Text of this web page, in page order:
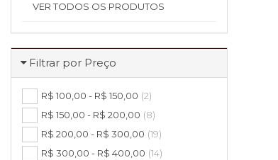
VER TODOS OS PRODUTOS
Filtrar por Preço
R$ 100,00 - R$ 150,00 (2)
R$ 150,00 - R$ 200,00 (8)
R$ 200,00 - R$ 300,00 (19)
R$ 300,00 - R$ 400,00 (14)